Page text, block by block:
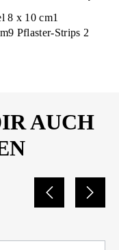
8 x 10 cm1
Pflaster-Strips 2
AUCH